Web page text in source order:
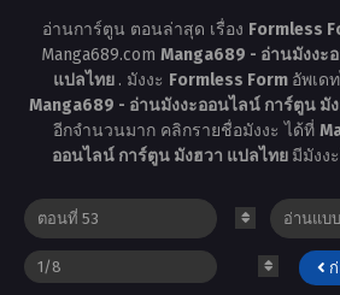
อ่านการ์ตูน ตอนล่าสุด เรื่อง Formless
Manga689.com Manga689 - อ่านมังงะ
แปลไทย . มังงะ Formless Form อัพเด
Manga689 - อ่านมังงะออนไลน์ การ์ตูน มั
อีกจำนวนมาก คลิกรายชื่อมังงะ ได้ที่
ออนไลน์ การ์ตูน มังฮวา แปลไทย มีมังง